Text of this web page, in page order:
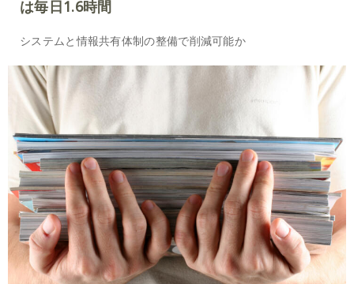
は毎日1.6時間
システムと情報共有体制の整備で削減可能か